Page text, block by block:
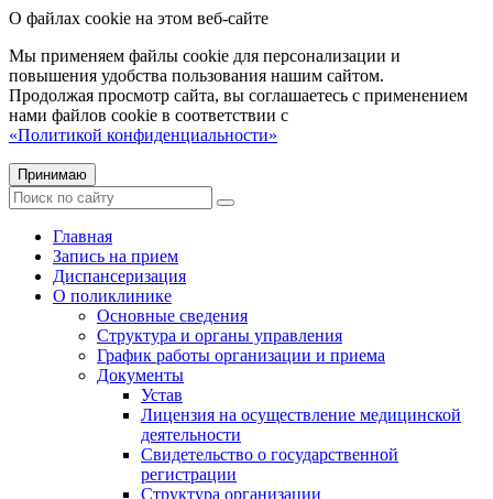
О файлах cookie на этом веб-сайте
Мы применяем файлы cookie для персонализации и
повышения удобства пользования нашим сайтом.
Продолжая просмотр сайта, вы соглашаетесь с применением
нами файлов cookie в соответствии с
«Политикой конфиденциальности»
Принимаю
Главная
Запись на прием
Диспансеризация
О поликлинике
Основные сведения
Структура и органы управления
График работы организации и приема
Документы
Устав
Лицензия на осуществление медицинской
деятельности
Свидетельство о государственной
регистрации
Структура организации